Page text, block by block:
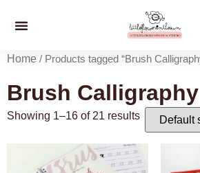
Home / Products tagged “Brush
Brush Calligraphy
Showing 1–16 of 21 results